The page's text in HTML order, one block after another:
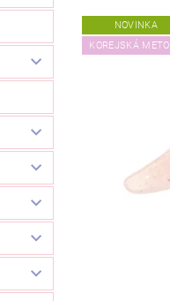
NOVINKA
KOREJSKÁ